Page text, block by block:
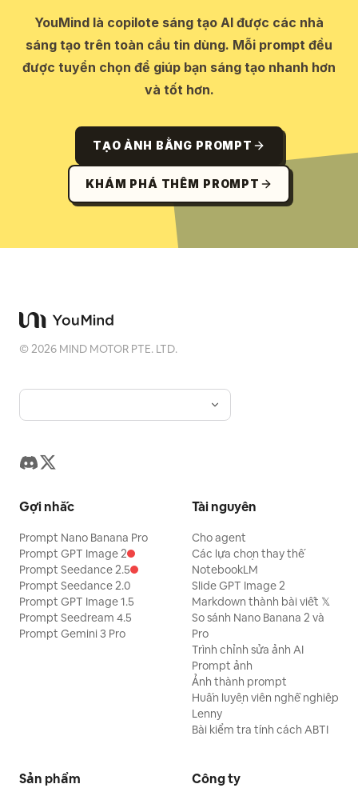
YouMind là copilote sáng tạo AI được các nhà
sáng tạo trên toàn cầu tin dùng. Mỗi prompt đều
được tuyển chọn để giúp bạn sáng tạo nhanh hơn
và tốt hơn.
TẠO ẢNH BẰNG PROMPT
KHÁM PHÁ THÊM PROMPT
©2026 MIND MOTOR PTE. LTD.
Gợi nhắc
Prompt Nano Banana Pro
Prompt GPT Image 2
Prompt Seedance 2.5
Prompt Seedance 2.0
Prompt GPT Image 1.5
Prompt Seedream 4.5
Prompt Gemini 3 Pro
Tài nguyên
Cho agent
Các lựa chọn thay thế
NotebookLM
Slide GPT Image 2
Markdown thành bài viết 𝕏
So sánh Nano Banana 2 và
Pro
Trình chỉnh sửa ảnh AI
Prompt ảnh
Ảnh thành prompt
Huấn luyện viên nghề nghiệp
Lenny
Bài kiểm tra tính cách ABTI
Sản phẩm Công ty